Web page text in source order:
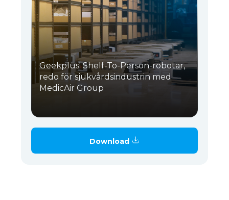
Geekplus' Shelf-To-Person-robotar,
redo för sjukvårdsindustrin med
MedicAir Group
Download